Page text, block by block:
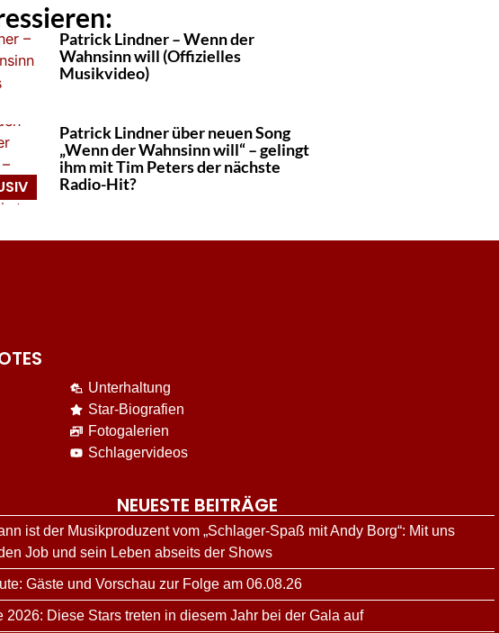
Patrick Lindner – Wenn der
Wahnsinn will (Offizielles
Musikvideo)
Patrick Lindner über neuen Song
„Wenn der Wahnsinn will“ – gelingt
ihm mit Tim Peters der nächste
Radio-Hit?
Unterhaltung
Star-Biografien
Fotogalerien
Schlagervideos
NEUESTE BEITRÄGE
ist der Musikproduzent vom „Schlager-Spaß mit Andy Borg“: Mit uns
Job und sein Leben abseits der Shows
Gäste und Vorschau zur Folge am 06.08.26
2026: Diese Stars treten in diesem Jahr bei der Gala auf